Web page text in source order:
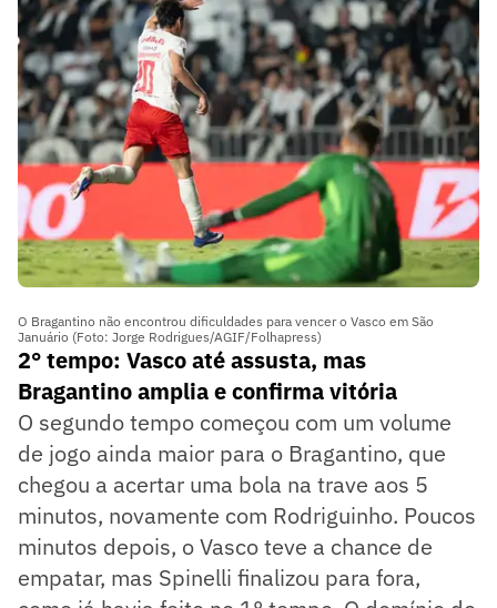
O Bragantino não encontrou dificuldades para vencer o Vasco em São
Januário (Foto: Jorge Rodrigues/AGIF/Folhapress)
2° tempo: Vasco até assusta, mas
Bragantino amplia e confirma vitória
O segundo tempo começou com um volume
de jogo ainda maior para o Bragantino, que
chegou a acertar uma bola na trave aos 5
minutos, novamente com Rodriguinho. Poucos
minutos depois, o Vasco teve a chance de
empatar, mas Spinelli finalizou para fora,